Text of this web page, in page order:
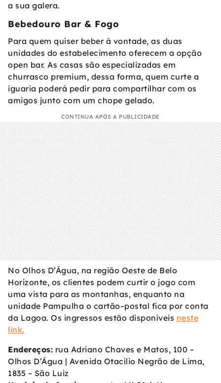
a sua galera.
Bebedouro Bar & Fogo
Para quem quiser beber à vontade, as duas
unidades do estabelecimento oferecem a opção
open bar. As casas são especializadas em
churrasco premium, dessa forma, quem curte a
iguaria poderá pedir para compartilhar com os
amigos junto com um chope gelado.
CONTINUA APÓS A PUBLICIDADE
No Olhos D’Água, na região Oeste de Belo
Horizonte, os clientes podem curtir o jogo com
uma vista para as montanhas, enquanto na
unidade Pampulha o cartão–postal fica por conta
da Lagoa. Os ingressos estão disponíveis neste
link.
Endereços: rua Adriano Chaves e Matos, 100 –
Olhos D’Água | Avenida Otacílio Negrão de Lima,
1835 – São Luiz